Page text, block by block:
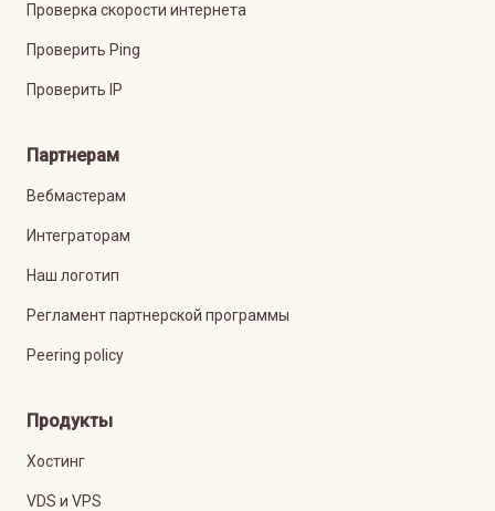
Проверка скорости интернета
Проверить Ping
Проверить IP
Партнерам
Вебмастерам
Интеграторам
Наш логотип
Регламент партнерской программы
Peering policy
Продукты
Хостинг
VDS и VPS